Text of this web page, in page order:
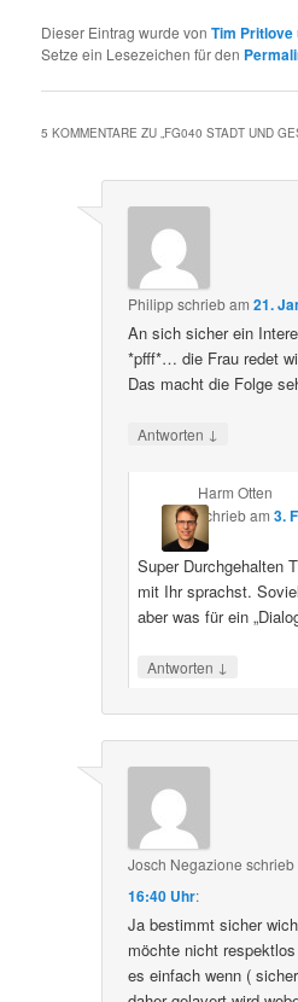
Dieser Eintrag wurde vonTim Pritlove
Setze ein Lesezeichen für den
5 KOMMENTARE ZU „FG040 STADT UND
Philippschriebam21.
An sich sicher ein
*pfff*… die Frau redet
Das macht die Folge
Antworten ↓
Harm Otten
schriebam 3.
Super Durchgehalten
mit Ihr sprachst.
aber was für ein
Antworten ↓
Josch Negazione schrieb
16:40 Uhr:
Ja bestimmt sicher
möchte nicht
es einfach wenn (